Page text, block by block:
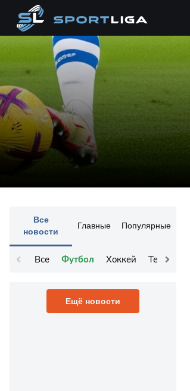
Все
новости
Главные Популярные
Все Футбол Хоккей Теннис
Ещё новости